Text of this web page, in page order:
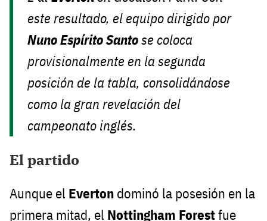
este resultado, el equipo dirigido por
Nuno Espírito Santose coloca
provisionalmente en la segunda
posición de la tabla, consolidándose
como la gran revelación del
campeonato inglés.
El partido
Aunque el Everton dominó la posesión en la
primera mitad, el Nottingham Forestfue